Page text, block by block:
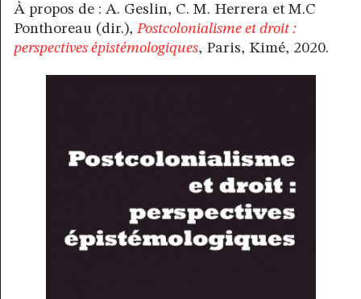
À propos de : A. Geslin, C. M. Herrera et M.C
Ponthoreau (dir.), Postcolonialisme et droit :
perspectives épistémologiques, Paris, Kimé, 2020.